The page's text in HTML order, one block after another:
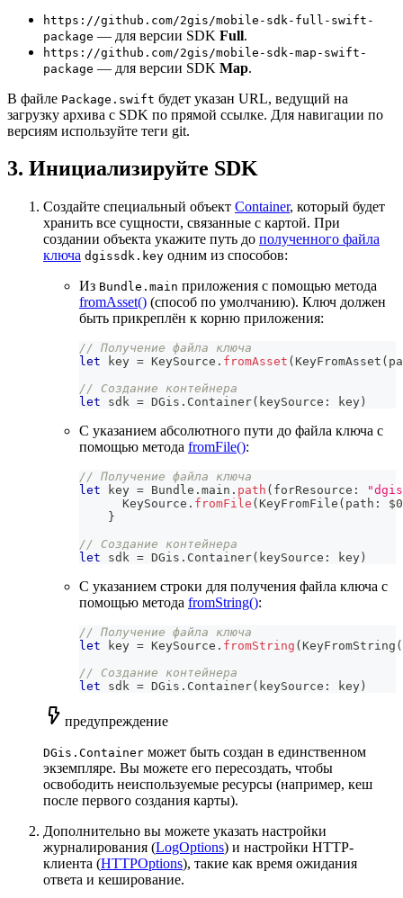
https://github.com/2gis/mobile-sdk-full-swift-
package — для версии SDK Full.
https://github.com/2gis/mobile-sdk-map-swift-
package — для версии SDK Map.
В файле Package.swift будет указан URL, ведущий на
загрузку архива с SDK по прямой ссылке. Для навигации по
версиям используйте теги git.
3. Инициализируйте SDK
Создайте специальный объект Container, который будет
хранить все сущности, связанные с картой. При
создании объекта укажите путь до полученного файла
ключа dgissdk.key одним из способов:
Из Bundle.main приложения с помощью метода
fromAsset() (способ по умолчанию). Ключ должен
быть прикреплён к корню приложения:
// Получение файла ключа
let key = KeySource . fromAsset ( KeyFromAsset (
// Создание контейнера
let sdk = DGis . Container( keySource : key )
C указанием абсолютного пути до файла ключа с
помощью метода fromFile():
// Получение файла ключа
let key = Bundle . main . path ( forResource :
KeySource . fromFile ( KeyFromFile ( path :
$0
}
// Создание контейнера
let sdk = DGis . Container( keySource : key )
С указанием строки для получения файла ключа с
помощью метода fromString():
// Получение файла ключа
let key = KeySource . fromString ( KeyFromString (
// Создание контейнера
let sdk = DGis . Container( keySource : key )
предупреждение
DGis.Container может быть создан в единственном
экземпляре. Вы можете его пересоздать, чтобы
освободить неиспользуемые ресурсы (например, кеш
после первого создания карты).
Дополнительно вы можете указать настройки
журналирования (LogOptions) и настройки HTTP-
клиента (HTTPOptions), такие как время ожидания
ответа и кеширование.